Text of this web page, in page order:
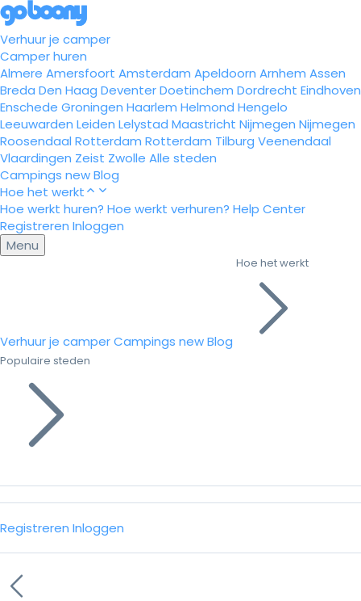
Verhuur je camper
Camper huren
Almere Amersfoort Amsterdam Apeldoorn Arnhem Assen
Breda Den Haag DeventerDoetinchem Dordrecht Eindhoven
Enschede Groningen Haarlem Helmond Hengelo
Leeuwarden Leiden Lelystad Maastricht Nijmegen Nijmegen
Roosendaal Rotterdam Rotterdam Tilburg Veenendaal
Vlaardingen Zeist Zwolle Alle steden
Campings newBlog
Hoe het werkt
Hoe werkt huren? Hoe werkt verhuren? Help Center
Registreren Inloggen
Menu
Verhuur je camperCampings newBlog
Hoe het werkt
Populaire steden
Registreren Inloggen